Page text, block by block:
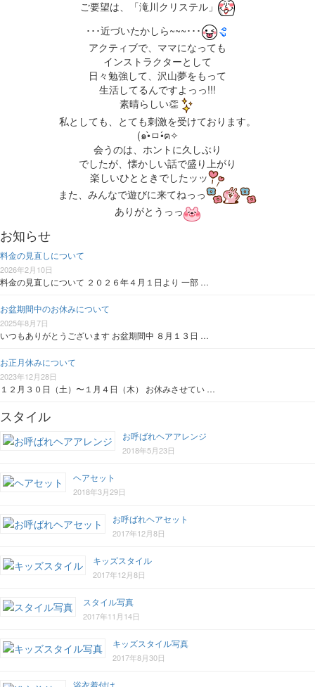
ご要望は、「滝川クリステル」
･･･近づいたかしら~~~･･･
アクティブで、ママになっても
インストラクターとして
日々勉強して、沢山夢をもって
生活してるんですよっっ!!!
素晴らしい👏
私としても、とても刺激を受けております。
(๑•̀ㅁ•́ฅ✧
会うのは、ホントに久しぶり
でしたが、懐かしい話で盛り上がり
楽しいひとときでしたッッ
また、みんなで遊びに来てねっっ
ありがとうっっ
お知らせ
料金の見直しについて
2026年2月10日
料金の見直しについて ２０２６年４月１日より 一部 …
お盆期間中のお休みについて
2025年8月7日
いつもありがとうございます お盆期間中 ８月１３日 …
お正月休みについて
2023年12月28日
１２月３０日（土）〜１月４日（木） お休みさせてい …
スタイル
お呼ばれヘアアレンジ
2018年5月23日
ヘアセット
2018年3月29日
お呼ばれヘアセット
2017年12月8日
キッズスタイル
2017年12月8日
スタイル写真
2017年11月14日
キッズスタイル写真
2017年8月30日
浴衣着付け